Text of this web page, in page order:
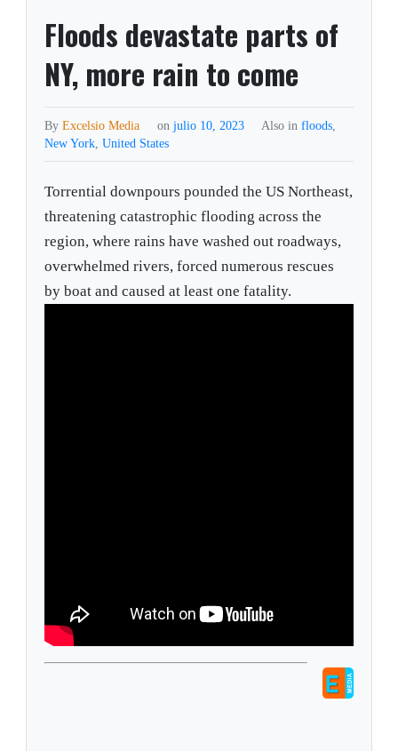
Floods devastate parts of
NY, more rain to come
ByExcelsio Media on julio 10, 2023 Also in floods,
New York,United States
Torrential downpours pounded the US Northeast,
threatening catastrophic flooding across the
region, where rains have washed out roadways,
overwhelmed rivers, forced numerous rescues
by boat and caused at least one fatality.